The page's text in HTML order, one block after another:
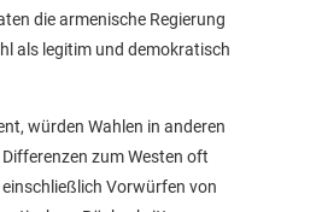
die armenische Regierung
als legitim und demokratisch
würden Wahlen in anderen
zum Westen oft
Vorwürfen von